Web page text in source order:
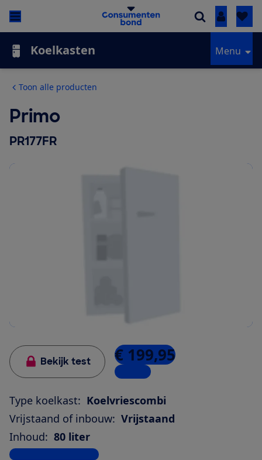
Inloggen
Koelkasten Menu
Toon alle producten
Primo
PR177FR
Bekijk test € 199,95
1 winkel
Type koelkast: Koelvriescombi
Vrijstaand of inbouw: Vrijstaand
Inhoud: 80 liter
Bekijk alle specificaties